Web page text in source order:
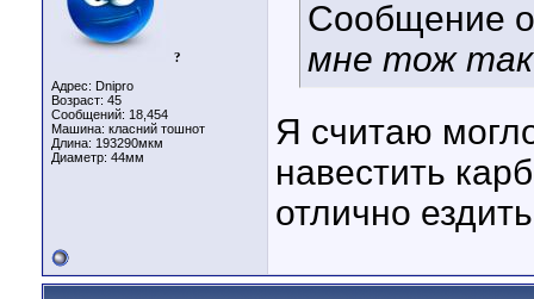
?
Адрес: Dnipro
Возраст: 45
Сообщений: 18,454
Машина: класний тошнот
Длина: 193290мкм
Диаметр: 44мм
Сообщение
мне тож
Я считаю
навестить
отлично